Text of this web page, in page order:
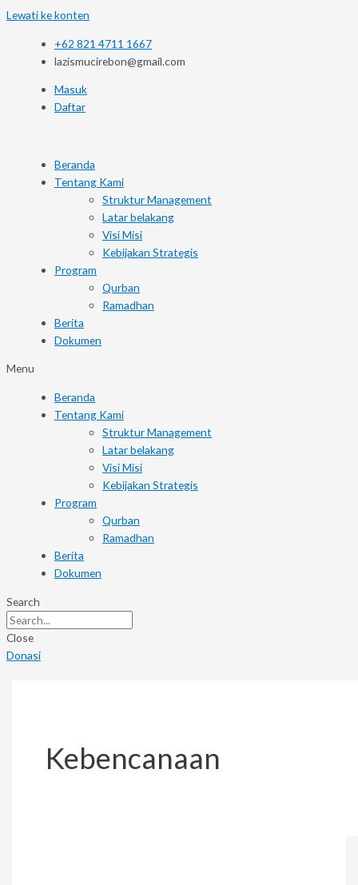
Lewati ke konten
+62 821 4711 1667
lazismucirebon@gmail.com
Masuk
Daftar
Beranda
Tentang Kami
Struktur Management
Latar belakang
Visi Misi
Kebijakan Strategis
Program
Qurban
Ramadhan
Berita
Dokumen
Menu
Beranda
Tentang Kami
Struktur Management
Latar belakang
Visi Misi
Kebijakan Strategis
Program
Qurban
Ramadhan
Berita
Dokumen
Search
Close
Donasi
Kebencanaan